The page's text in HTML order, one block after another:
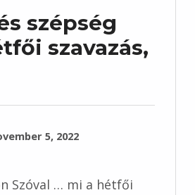
szépség
szavazás,
5, 2022
Szóval … mi a hétfői